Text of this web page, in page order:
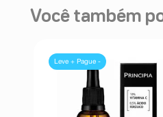
Você também
Leve + Pague -